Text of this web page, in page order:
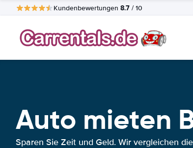
Kundenbewertungen 8.7 / 10
Auto mieten
Sparen Sie Zeit und Geld. Wir vergleichen